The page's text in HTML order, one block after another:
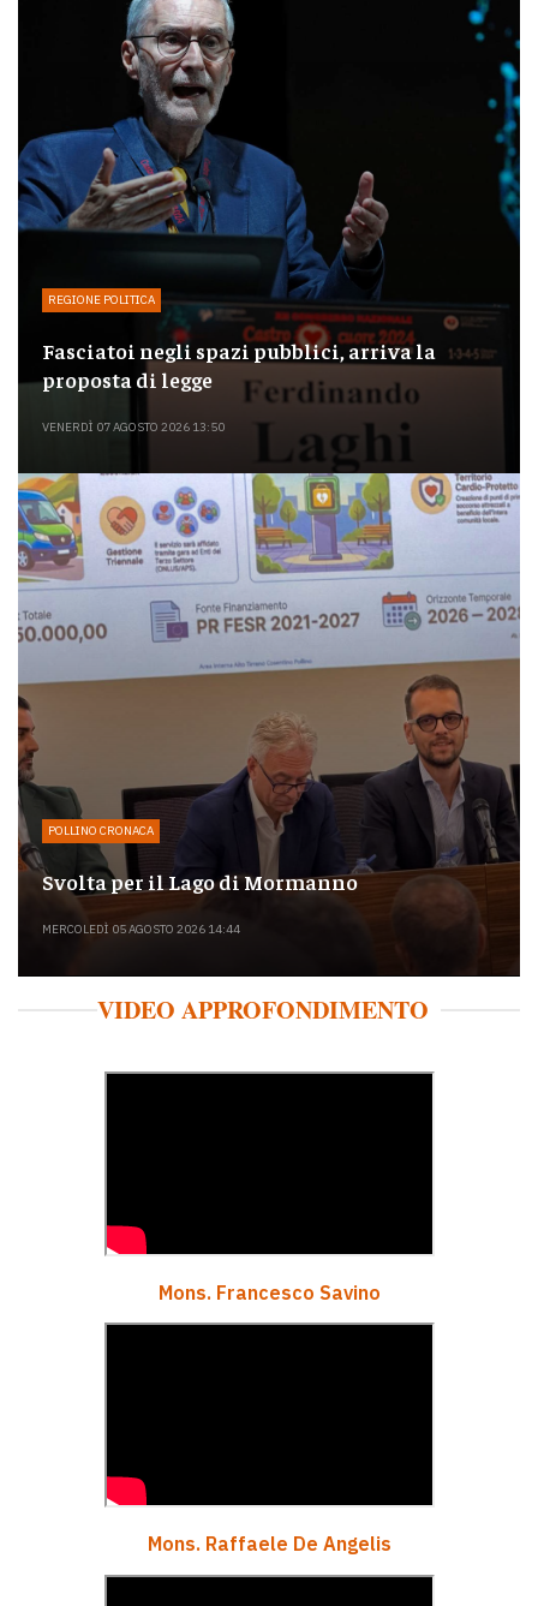
REGIONE POLITICA
Fasciatoi negli spazi pubblici, arriva la
proposta di legge
VENERDÌ 07 AGOSTO 2026 13:50
POLLINO CRONACA
Svolta per il Lago di Mormanno
MERCOLEDÌ 05 AGOSTO 2026 14:44
VIDEO APPROFONDIMENTO
Mons. Francesco Savino
Mons. Raffaele De Angelis